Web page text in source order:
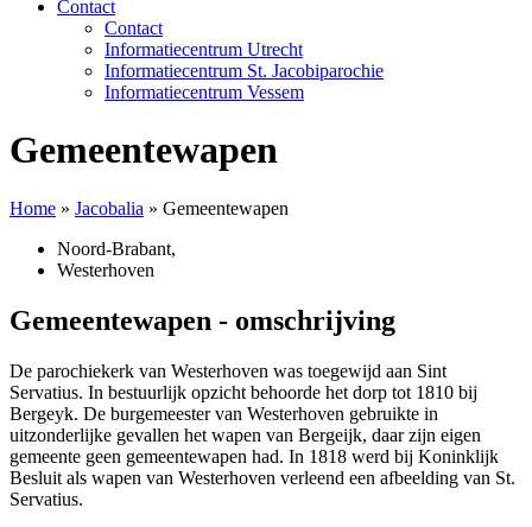
Contact
Contact
Informatiecentrum Utrecht
Informatiecentrum St. Jacobiparochie
Informatiecentrum Vessem
Gemeentewapen
Home » Jacobalia » Gemeentewapen
Noord-Brabant,
Westerhoven
Gemeentewapen - omschrijving
De parochiekerk van Westerhoven was toegewijd aan Sint
Servatius. In bestuurlijk opzicht behoorde het dorp tot 1810 bij
Bergeyk. De burgemeester van Westerhoven gebruikte in
uitzonderlijke gevallen het wapen van Bergeijk, daar zijn eigen
gemeente geen gemeentewapen had. In 1818 werd bij Koninklijk
Besluit als wapen van Westerhoven verleend een afbeelding van St.
Servatius.